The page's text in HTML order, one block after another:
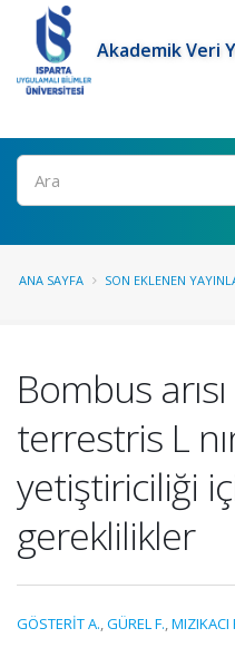
Akademik Veri
Ara
ANA SAYFA SON EKLENEN
Bombus
terrestris L
yetiştiriciliği
gereklilikler
GÖSTERİT A.,GÜREL F.,MIZIKACI